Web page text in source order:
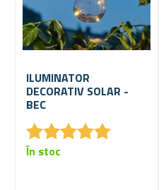
ILUMINATOR
DECORATIV SOLAR -
BEC
★★★★★
★★★★★
În stoc